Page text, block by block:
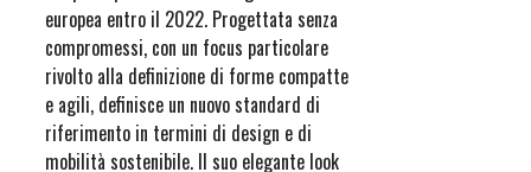
europea entro il 2022. Progettata senza
compromessi, con un focus particolare
rivolto alla definizione di forme compatte
e agili, definisce un nuovo standard di
riferimento in termini di design e di
mobilità sostenibile. Il suo elegante look